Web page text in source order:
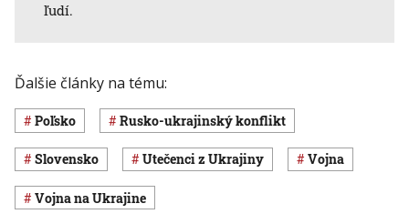
ľudí.
Ďalšie články na tému:
Poľsko rusko-ukrajinský konflikt
Slovensko utečenci z Ukrajiny vojna
vojna na Ukrajine